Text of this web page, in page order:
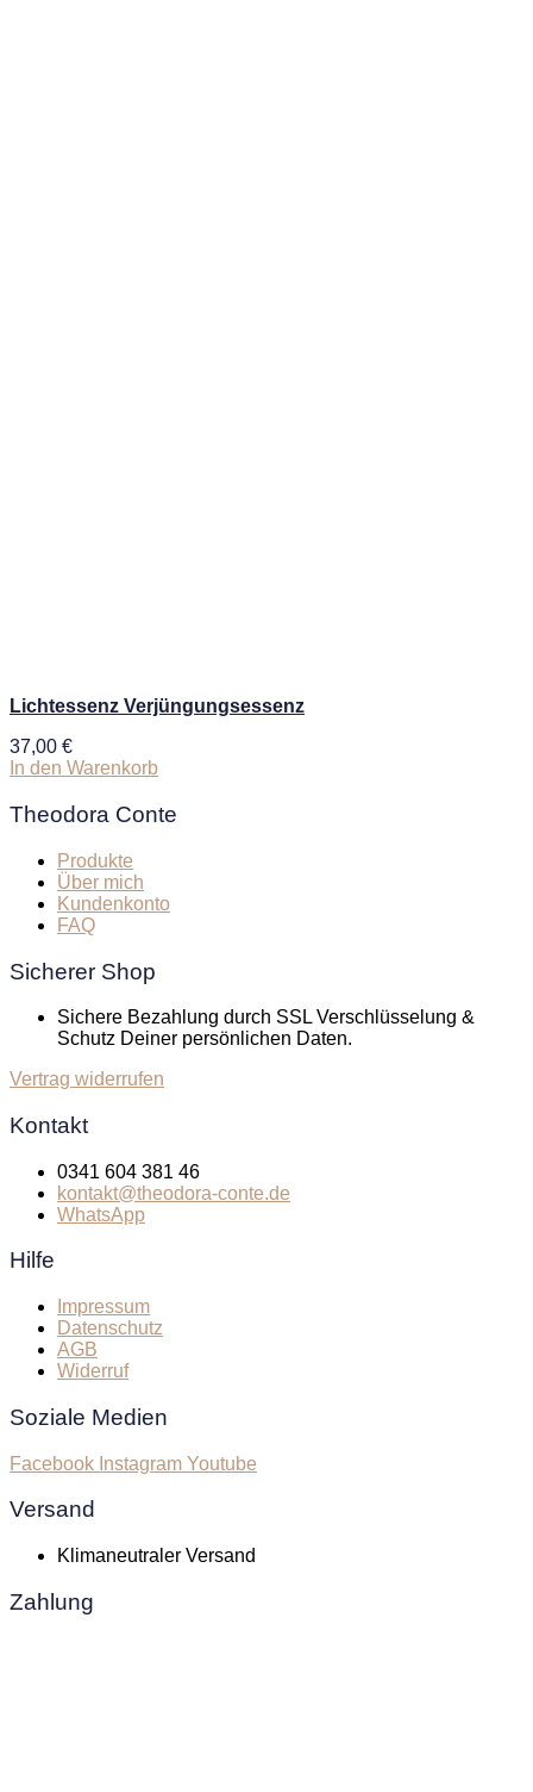
Lichtessenz Verjüngungsessenz
37,00 €
In den Warenkorb
Theodora Conte
Produkte
Über mich
Kundenkonto
FAQ
Sicherer Shop
Sichere Bezahlung durch SSL Verschlüsselung &
Schutz Deiner persönlichen Daten.
Vertrag widerrufen
Kontakt
0341 604 381 46
kontakt@theodora-conte.de
WhatsApp
Hilfe
Impressum
Datenschutz
AGB
Widerruf
Soziale Medien
Facebook Instagram Youtube
Versand
Klimaneutraler Versand
Zahlung